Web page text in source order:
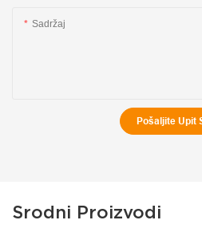
Sadržaj
Pošaljite Upit
Srodni Proizvodi